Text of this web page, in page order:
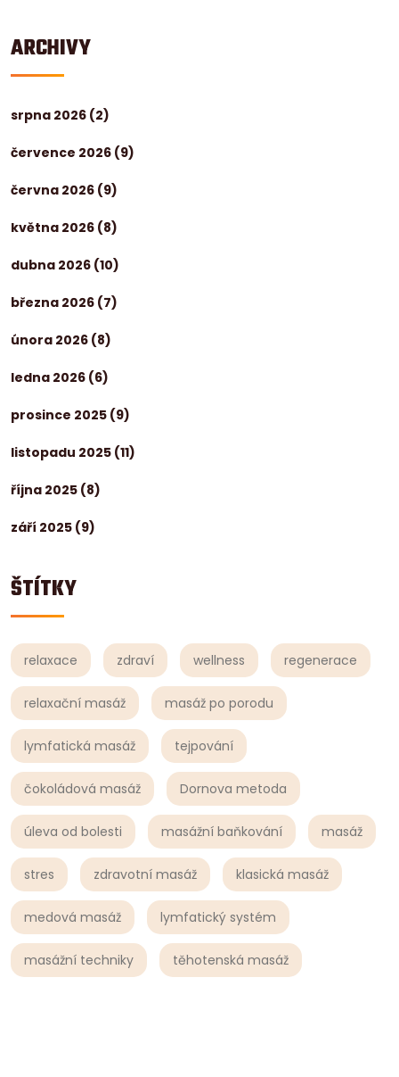
ARCHIVY
srpna 2026 (2)
července 2026 (9)
června 2026 (9)
května 2026 (8)
dubna 2026 (10)
března 2026 (7)
února 2026 (8)
ledna 2026 (6)
prosince 2025 (9)
listopadu 2025 (11)
října 2025 (8)
září 2025 (9)
ŠTÍTKY
relaxace zdraví wellness regenerace
relaxační masáž masáž po porodu
lymfatická masáž tejpování
čokoládová masáž Dornova metoda
úleva od bolesti masážní baňkování masáž
stres zdravotní masáž klasická masáž
medová masáž lymfatický systém
masážní techniky těhotenská masáž